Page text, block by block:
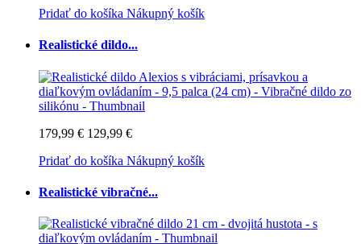
Pridať do košíka Nákupný košík
Realistické dildo...
179,99 € 129,99 €
Pridať do košíka Nákupný košík
Realistické vibračné...